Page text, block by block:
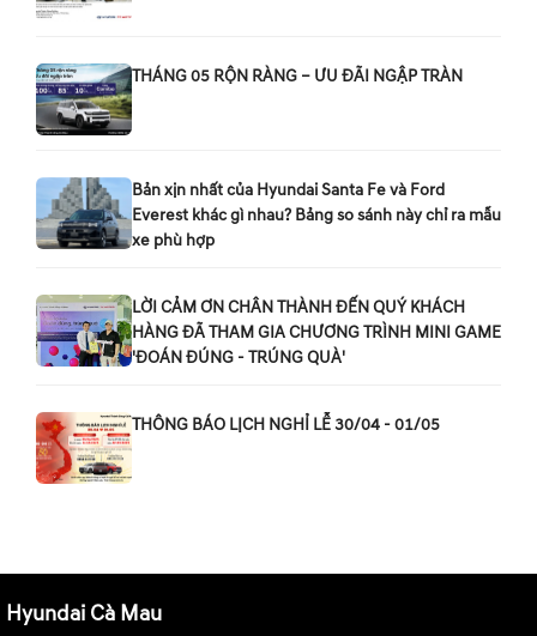
THÁNG 05 RỘN RÀNG – ƯU ĐÃI NGẬP TRÀN
Bản xịn nhất của Hyundai Santa Fe và Ford
Everest khác gì nhau? Bảng so sánh này chỉ ra mẫu
xe phù hợp
LỜI CẢM ƠN CHÂN THÀNH ĐẾN QUÝ KHÁCH
HÀNG ĐÃ THAM GIA CHƯƠNG TRÌNH MINI GAME
'ĐOÁN ĐÚNG - TRÚNG QUÀ'
THÔNG BÁO LỊCH NGHỈ LỄ 30/04 - 01/05
Hyundai Cà Mau